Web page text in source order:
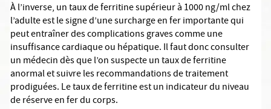
À l’inverse, un taux de ferritine supérieur à 1000 ng/ml chez
l’adulte est le signe d’une surcharge en fer importante qui
peut entraîner des complications graves comme une
insuffisance cardiaque ou hépatique. Il faut donc consulter
un médecin dès que l’on suspecte un taux de ferritine
anormal et suivre les recommandations de traitement
prodiguées. Le taux de ferritine est un indicateur du niveau
de réserve en fer du corps.